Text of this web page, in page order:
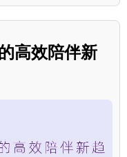
高效陪伴新